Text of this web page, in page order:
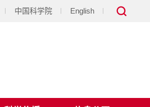
中国科学院 English